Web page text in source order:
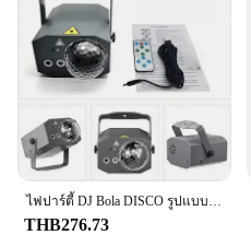
THB276.73